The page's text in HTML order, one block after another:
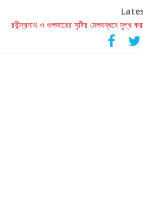
হাওয়া বদলের টলিউডে ‘তুমি এলে তাই’
রবীন্দ্রনাথ ও গুলজারের সৃষ্টির মেলবন্ধনে মুগ্ধ
কলের গান থেকে রীলস্ — বাঙালির গান শোনার